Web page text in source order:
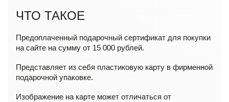
ЧТО ТАКОЕ
Предоплаченный подарочный сертификат для покупки
на сайте на сумму от 15 000 рублей.
Представляет из себя пластиковую карту в фирменной
подарочной упаковке.
Изображение на карте может отличаться от